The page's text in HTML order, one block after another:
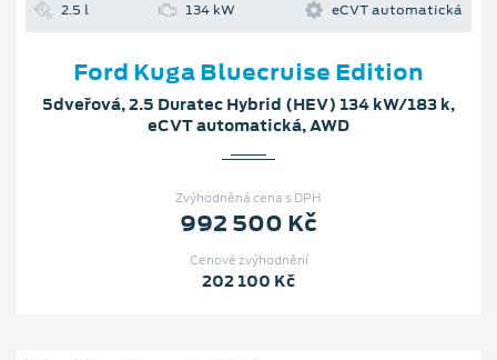
2.5 l 134 kW eCVT automatická
Ford Kuga Bluecruise Edition
5dveřová, 2.5 Duratec Hybrid (HEV) 134 kW/183 k,
eCVT automatická, AWD
Zvýhodněná cena s DPH
992 500 Kč
Cenové zvýhodnění
202 100 Kč